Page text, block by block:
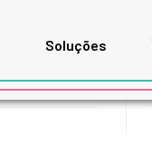
Soluções